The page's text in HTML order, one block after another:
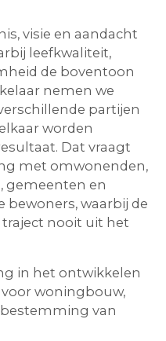
visie en aandacht
leefkwaliteit,
de boventoon
nemen we
partijen
worden
Dat vraagt
met omwonenden,
gemeenten en
waarbij de
nooit uit het
in het ontwikkelen
woningbouw,
van